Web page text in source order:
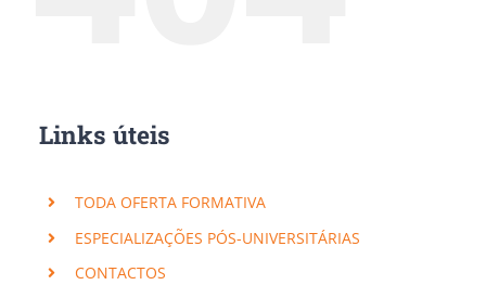
Links úteis
TODA OFERTA FORMATIVA
ESPECIALIZAÇÕES PÓS-UNIVERSITÁRIAS
CONTACTOS